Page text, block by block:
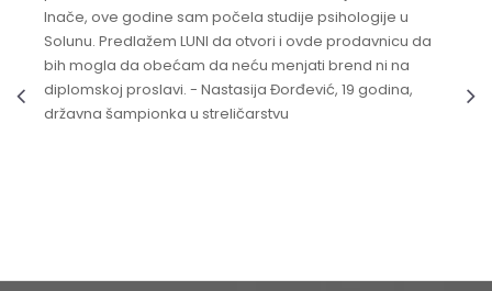
Inače, ove godine sam počela studije psihologije u
Solunu. Predlažem LUNI da otvori i ovde prodavnicu da
bih mogla da obećam da neću menjati brend ni na
diplomskoj proslavi. - Nastasija Đorđević, 19 godina,
državna šampionka u streličarstvu